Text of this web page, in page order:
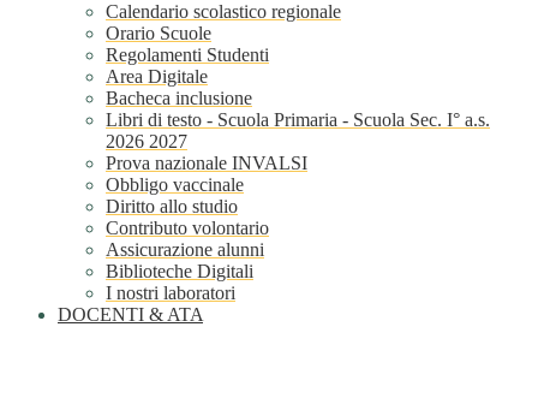
Calendario scolastico regionale
Orario Scuole
Regolamenti Studenti
Area Digitale
Bacheca inclusione
Libri di testo - Scuola Primaria - Scuola Sec. I° a.s.
2026 2027
Prova nazionale INVALSI
Obbligo vaccinale
Diritto allo studio
Contributo volontario
Assicurazione alunni
Biblioteche Digitali
I nostri laboratori
DOCENTI & ATA